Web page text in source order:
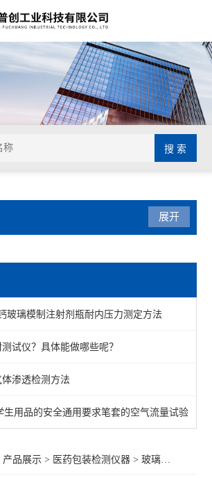
装置
展开
玻璃模制注射剂瓶耐内压力测定方法
试仪？具体能做哪些呢？
渗透检测方法
用品的安全通用要求笔套的空气流量试验
产品展示 > 医药包装检测仪器 >玻璃瓶耐内压力试验机